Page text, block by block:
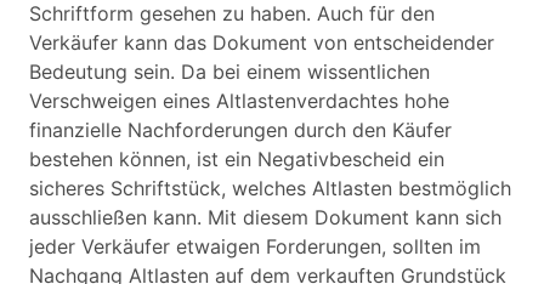
Schriftform gesehen zu haben. Auch für den
Verkäufer kann das Dokument von entscheidender
Bedeutung sein. Da bei einem wissentlichen
Verschweigen eines Altlastenverdachtes hohe
finanzielle Nachforderungen durch den Käufer
bestehen können, ist ein Negativbescheid ein
sicheres Schriftstück, welches Altlasten bestmöglich
ausschließen kann. Mit diesem Dokument kann sich
jeder Verkäufer etwaigen Forderungen, sollten im
Nachgang Altlasten auf dem verkauften Grundstück